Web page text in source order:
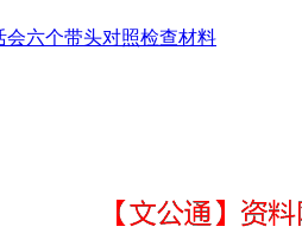
会六个带头对照检查材料